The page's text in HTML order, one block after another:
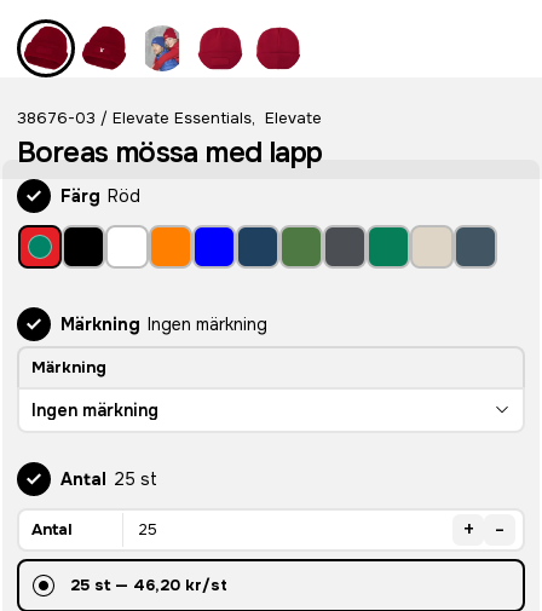
38676-03 / Elevate Essentials, Elevate
Boreas mössa med lapp
Färg Röd
Märkning Ingen märkning
Märkning
Ingen märkning
Antal 25 st
Antal + -
25 st— 46,20 kr/st